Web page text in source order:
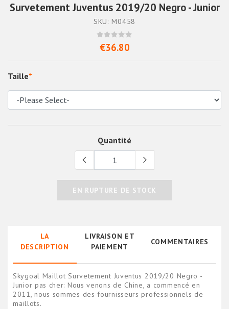
Survetement Juventus 2019/20 Negro - Junior
SKU: M0458
€36.80
Taille*
Quantité
EN RUPTURE DE STOCK
LA
DESCRIPTION
LIVRAISON ET
PAIEMENT
COMMENTAIRES
Skygoal Maillot Survetement Juventus 2019/20 Negro -
Junior pas cher: Nous venons de Chine, a commencé en
2011, nous sommes des fournisseurs professionnels de
maillots.